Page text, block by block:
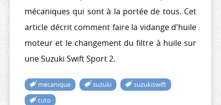
mécaniques qui sont à la portée de tous. Cet
article décrit comment faire la vidange d'huile
moteur et le changement du filtre à huile sur
une Suzuki Swift Sport 2.
mecanique suzuki
suzukiswift
tuto